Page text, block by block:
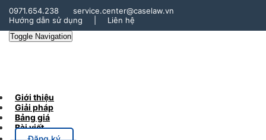
0971.654.238
service.center@caselaw.vn
Hướng dẫn sử dụng
Liên hệ
Toggle Navigation
Giới thiệu
Giải pháp
Bảng giá
Bài viết